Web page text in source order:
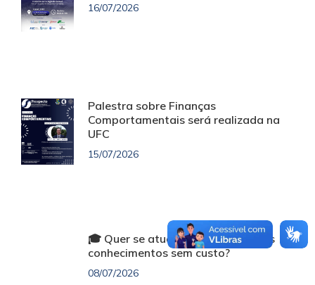
16/07/2026
Palestra sobre Finanças
Comportamentais será realizada na
UFC
15/07/2026
🎓 Quer se atualizar e ampliar seus
conhecimentos sem custo?
08/07/2026